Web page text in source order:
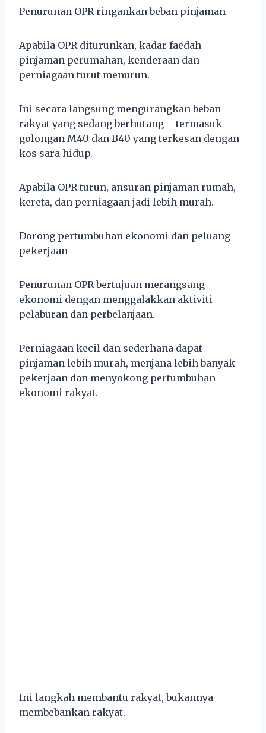
Penurunan OPR ringankan beban pinjaman
Apabila OPR diturunkan, kadar faedah
pinjaman perumahan, kenderaan dan
perniagaan turut menurun.
Ini secara langsung mengurangkan beban
rakyat yang sedang berhutang – termasuk
golongan M40 dan B40 yang terkesan dengan
kos sara hidup.
Apabila OPR turun, ansuran pinjaman rumah,
kereta, dan perniagaan jadi lebih murah.
Dorong pertumbuhan ekonomi dan peluang
pekerjaan
Penurunan OPR bertujuan merangsang
ekonomi dengan menggalakkan aktiviti
pelaburan dan perbelanjaan.
Perniagaan kecil dan sederhana dapat
pinjaman lebih murah, menjana lebih banyak
pekerjaan dan menyokong pertumbuhan
ekonomi rakyat.
Ini langkah membantu rakyat, bukannya
membebankan rakyat.